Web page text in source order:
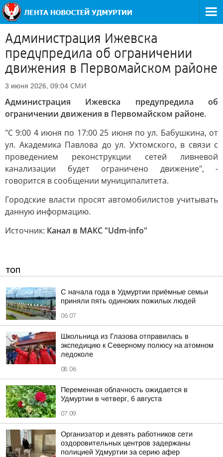
Администрация Ижевска
предупредила об ограничении
движения в Первомайском районе
3 июня 2026, 09:04 СМИ
Администрация Ижевска предупредила об
ограничении движения в Первомайском районе.
"С 9:00 4 июня по 17:00 25 июня по ул. Бабушкина, от
ул. Академика Павлова до ул. Ухтомского, в связи с
проведением реконструкции сетей ливневой
канализации будет ограничено движение", -
говорится в сообщении муниципалитета.
Городские власти просят автомобилистов учитывать
данную информацию.
Источник: Канал в МАКС "Udm-info"
ТОП
С начала года в Удмуртии приёмные семьи
приняли пять одиноких пожилых людей
06:07
Школьница из Глазова отправилась в
экспедицию к Северному полюсу на атомном
ледоколе
08:06
Переменная облачность ожидается в
Удмуртии в четверг, 6 августа
07:09
Организатор и девять работников сети
оздоровительных центров задержаны
полицией Удмуртии за серию афер